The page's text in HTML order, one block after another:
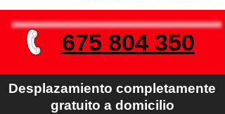
675 804 350
Desplazamiento completamente
gratuito a domicilio